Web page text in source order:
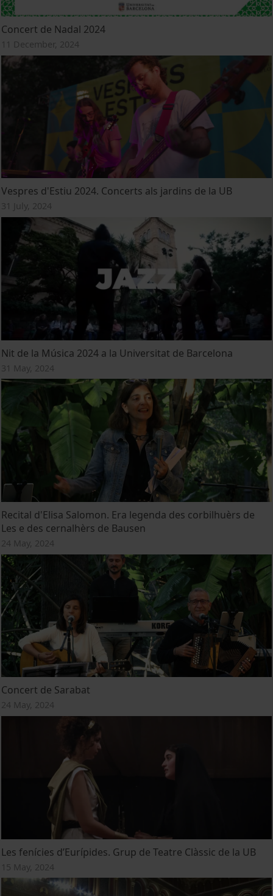
Concert de Nadal 2024
11 December, 2024
Vespres d'Estiu 2024. Concerts als jardins de la UB
31 July, 2024
Nit de la Música 2024 a la Universitat de Barcelona
31 May, 2024
Recital d'Elisa Salomon. Era legenda des corbilhuèrs de
Les e des cernalhèrs de Bausen
24 May, 2024
Concert de Sarabat
24 May, 2024
Les fenícies d’Eurípides. Grup de Teatre Clàssic de la UB
15 May, 2024